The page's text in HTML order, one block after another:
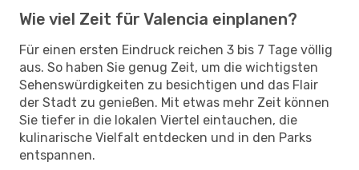
Wie viel Zeit für Valencia einplanen?
Für einen ersten Eindruck reichen 3 bis 7 Tage völlig
aus. So haben Sie genug Zeit, um die wichtigsten
Sehenswürdigkeiten zu besichtigen und das Flair
der Stadt zu genießen. Mit etwas mehr Zeit können
Sie tiefer in die lokalen Viertel eintauchen, die
kulinarische Vielfalt entdecken und in den Parks
entspannen.